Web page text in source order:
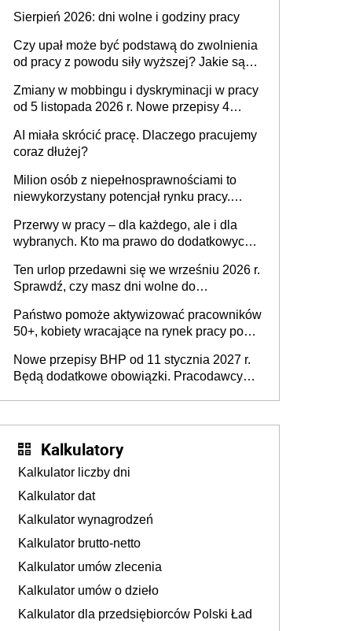
zespołu
Sierpień 2026: dni wolne i godziny pracy
Czy upał może być podstawą do zwolnienia
od pracy z powodu siły wyższej? Jakie są
Zmiany w mobbingu i dyskryminacji w pracy
od 5 listopada 2026 r. Nowe przepisy 4
Ustaw
AI miała skrócić pracę. Dlaczego pracujemy
coraz dłużej?
Milion osób z niepełnosprawnościami to
niewykorzystany potencjał rynku pracy.
dofinansowań czy refundacji, ale bariery po
stronie systemu i świadomości
pracodawców [WYWIAD]
Przerwy w pracy – dla każdego, ale i dla
wybranych. Kto ma prawo do dodatkowych
Ten urlop przedawni się we wrześniu 2026 r.
Sprawdź, czy masz dni wolne do
Państwo pomoże aktywizować pracowników
50+, kobiety wracające na rynek pracy po
osoby neuroatypowe. Powstanie Fundusz
na rzecz Inkluzywności w Zatrudnianiu?
Nowe przepisy BHP od 11 stycznia 2027 r.
Będą dodatkowe obowiązki. Pracodawcy
Kalkulatory
Kalkulator liczby dni
Kalkulator dat
Kalkulator wynagrodzeń
Kalkulator brutto-netto
Kalkulator umów zlecenia
Kalkulator umów o dzieło
Kalkulator dla przedsiębiorców Polski Ład